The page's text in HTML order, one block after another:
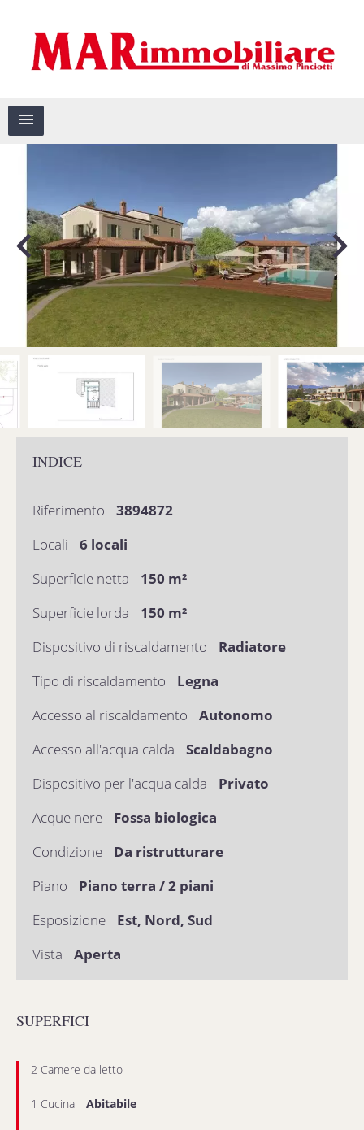
INDICE
Riferimento
3894872
Locali
6 locali
Superficie netta
150 m²
Superficie lorda
150 m²
Dispositivo di riscaldamento
Radiatore
Tipo di riscaldamento
Legna
Accesso al riscaldamento
Autonomo
Accesso all'acqua calda
Scaldabagno
Dispositivo per l'acqua calda
Privato
Acque nere
Fossa biologica
Condizione
Da ristrutturare
Piano
Piano terra / 2 piani
Esposizione
Est, Nord, Sud
Vista
Aperta
SUPERFICI
2 Camere da letto
1 Cucina Abitabile